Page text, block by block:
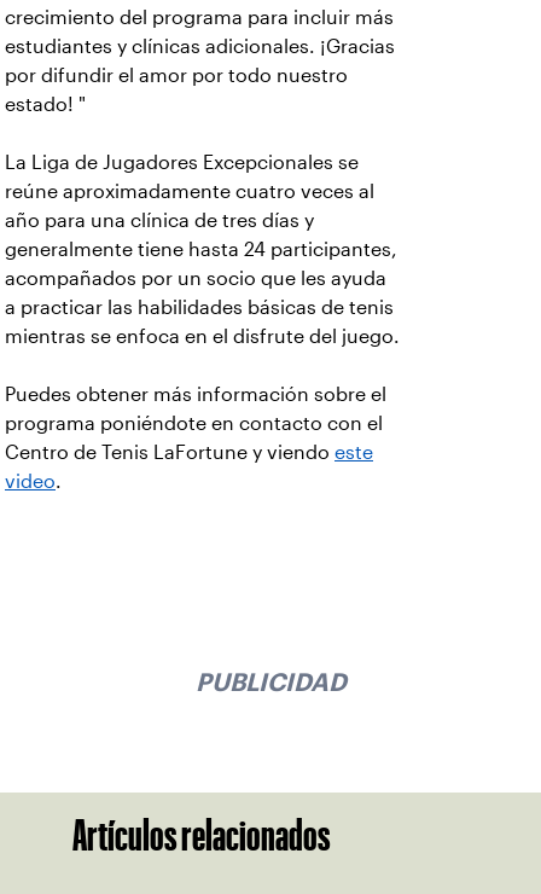
crecimiento del programa para incluir más
estudiantes y clínicas adicionales. ¡Gracias
por difundir el amor por todo nuestro
estado! "
La Liga de Jugadores Excepcionales se
reúne aproximadamente cuatro veces al
año para una clínica de tres días y
generalmente tiene hasta 24 participantes,
acompañados por un socio que les ayuda
a practicar las habilidades básicas de tenis
mientras se enfoca en el disfrute del juego.
Puedes obtener más información sobre el
programa poniéndote en contacto con el
Centro de Tenis LaFortune y viendo este
video.
PUBLICIDAD
Artículos relacionados